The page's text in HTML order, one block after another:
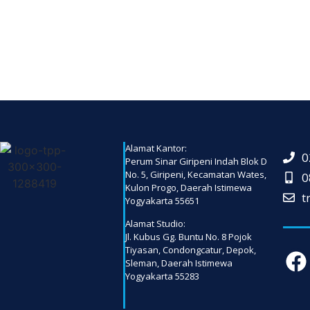
Alamat Kantor:
Perum Sinar Giripeni Indah Blok D
No. 5, Giripeni, Kecamatan Wates,
Kulon Progo, Daerah Istimewa
Yogyakarta 55651
Alamat Studio:
Jl. Kubus Gg. Buntu No. 8 Pojok
Tiyasan, Condongcatur, Depok,
Sleman, Daerah Istimewa
Yogyakarta 55283